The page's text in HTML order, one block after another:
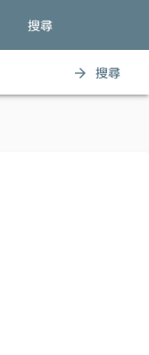
搜尋
arrow_forward 搜尋